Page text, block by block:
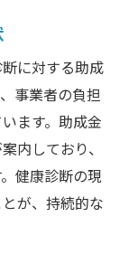
身につけ方
健康対策
す実践例
共有の重要
に対する助成
事業者の負担
ます。助成金
内しており、
健康診断の現
が、持続的な